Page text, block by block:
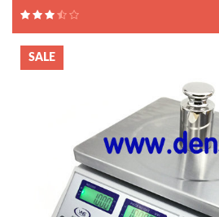
Hãng sản xuất : UTE
SALE